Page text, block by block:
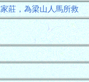
莊，為梁山人馬所救